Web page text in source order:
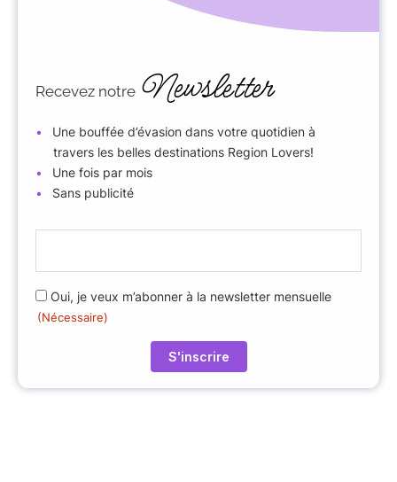
Recevez notre Newsletter
Une bouffée d’évasion dans votre quotidien à
travers les belles destinations Region Lovers!
Une fois par mois
Sans publicité
m
a
N
R
G
(
Oui, je veux m’abonner à la newsletter mensuelle
(Nécessaire)